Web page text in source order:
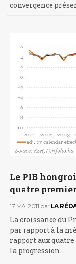
convergence
Le PIB
quatre
17 MAI 2011 par LA
La croissance du
par rapport à la
rapport aux
la progression…